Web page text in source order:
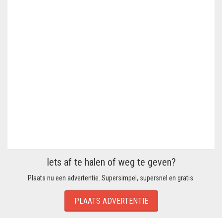
Iets af te halen of weg te geven?
Plaats nu een advertentie. Supersimpel, supersnel en gratis.
PLAATS ADVERTENTIE